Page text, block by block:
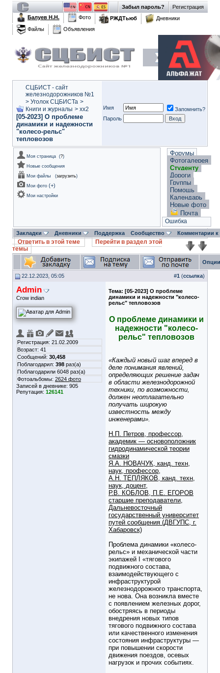
Регистрация
Забыл пароль?
Балуев Н.Н.
Фото РЖДТьюб
Дневники
Файлы
Объявления
СЦБИСТ - сайт
железнодорожников №1
> Уголок СЦБИСТа >
Книги и журналы > xx2
[05-2023] О проблеме
динамики и надежности
"колесо-рельс"
тепловозов
Имя
Запомнить?
Пароль
Моя страница (?)
Новые сообщения
Мои файлы
(загрузить)
Мои фото (+)
Мои настройки
Форумы
Фотогалерея
Студенту
Дороги
Группы
Помощь
Календарь
Новые фото
Почта
Ошибка
Закладки Дневники Поддержка Сообщество Комментарии
Ответить в этой теме
Перейти в раздел этой
темы
22.12.2023, 05:05 #1 (ссылка)
Admin
Crow indian
Регистрация: 21.02.2009
Возраст: 41
Сообщений: 30,458
Поблагодарил: 398 раз(а)
Поблагодарили 6048 раз(а)
Фотоальбомы: 2624 фото
Записей в дневнике: 905
Репутация: 126141
Тема: [05-2023] О проблеме
динамики и надежности "колесо-
рельс" тепловозов
О проблеме динамики и
надежности "колесо-
рельс" тепловозов
«Каждый новый шаг вперед в
деле понимания явлений,
определяющих решение задач
в области железнодорожной
техники, по возможности,
должен неотлагательно
получать широкую
известность между
инженерами».
Н.П. Петров, профессор,
академик — основоположник
гидродинамической теории
смазки
Я.А. НОВАЧУК, канд. техн,
наук, профессор,
А.Н. ТЕПЛЯКОВ, канд. техн,
наук, доцент,
Р.В. КОБЛОВ, П.Е. ЕГОРОВ
старшие преподаватели,
Дальневосточный
государственный университет
путей сообщения (ДВГУПС, г.
Хабаровск)
Проблема динамики «колесо-
рельс» и механической части
экипажей I «тягового
подвижного состава,
взаимодействующего с
инфраструктурой
железнодорожного транспорта,
не нова. Она возникла вместе
с появлением железных дорог,
обостряясь в периоды
внедрения новых типов
тягового подвижного состава
или качественного изменения
состояния инфраструктуры —
при повышении скорости
движения поездов, осевых
нагрузок и прочих событиях.